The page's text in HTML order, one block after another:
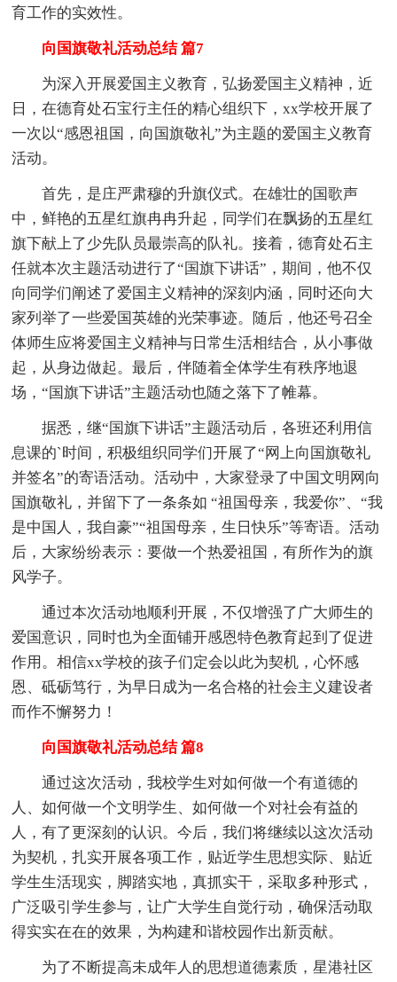
育工作的实效性。
向国旗敬礼活动总结 篇7
为深入开展爱国主义教育，弘扬爱国主义精神，近
日，在德育处石宝行主任的精心组织下，xx学校开展了
一次以“感恩祖国，向国旗敬礼”为主题的爱国主义教育
活动。
首先，是庄严肃穆的升旗仪式。在雄壮的国歌声
中，鲜艳的五星红旗冉冉升起，同学们在飘扬的五星红
旗下献上了少先队员最崇高的队礼。接着，德育处石主
任就本次主题活动进行了“国旗下讲话”，期间，他不仅
向同学们阐述了爱国主义精神的深刻内涵，同时还向大
家列举了一些爱国英雄的光荣事迹。随后，他还号召全
体师生应将爱国主义精神与日常生活相结合，从小事做
起，从身边做起。最后，伴随着全体学生有秩序地退
场，“国旗下讲话”主题活动也随之落下了帷幕。
据悉，继“国旗下讲话”主题活动后，各班还利用信
息课的`时间，积极组织同学们开展了“网上向国旗敬礼
并签名”的寄语活动。活动中，大家登录了中国文明网向
国旗敬礼，并留下了一条条如 “祖国母亲，我爱你”、“我
是中国人，我自豪”“祖国母亲，生日快乐”等寄语。活动
后，大家纷纷表示：要做一个热爱祖国，有所作为的旗
风学子。
通过本次活动地顺利开展，不仅增强了广大师生的
爱国意识，同时也为全面铺开感恩特色教育起到了促进
作用。相信xx学校的孩子们定会以此为契机，心怀感
恩、砥砺笃行，为早日成为一名合格的社会主义建设者
而作不懈努力！
向国旗敬礼活动总结 篇8
通过这次活动，我校学生对如何做一个有道德的
人、如何做一个文明学生、如何做一个对社会有益的
人，有了更深刻的认识。今后，我们将继续以这次活动
为契机，扎实开展各项工作，贴近学生思想实际、贴近
学生生活现实，脚踏实地，真抓实干，采取多种形式，
广泛吸引学生参与，让广大学生自觉行动，确保活动取
得实实在在的效果，为构建和谐校园作出新贡献。
为了不断提高未成年人的思想道德素质，星港社区